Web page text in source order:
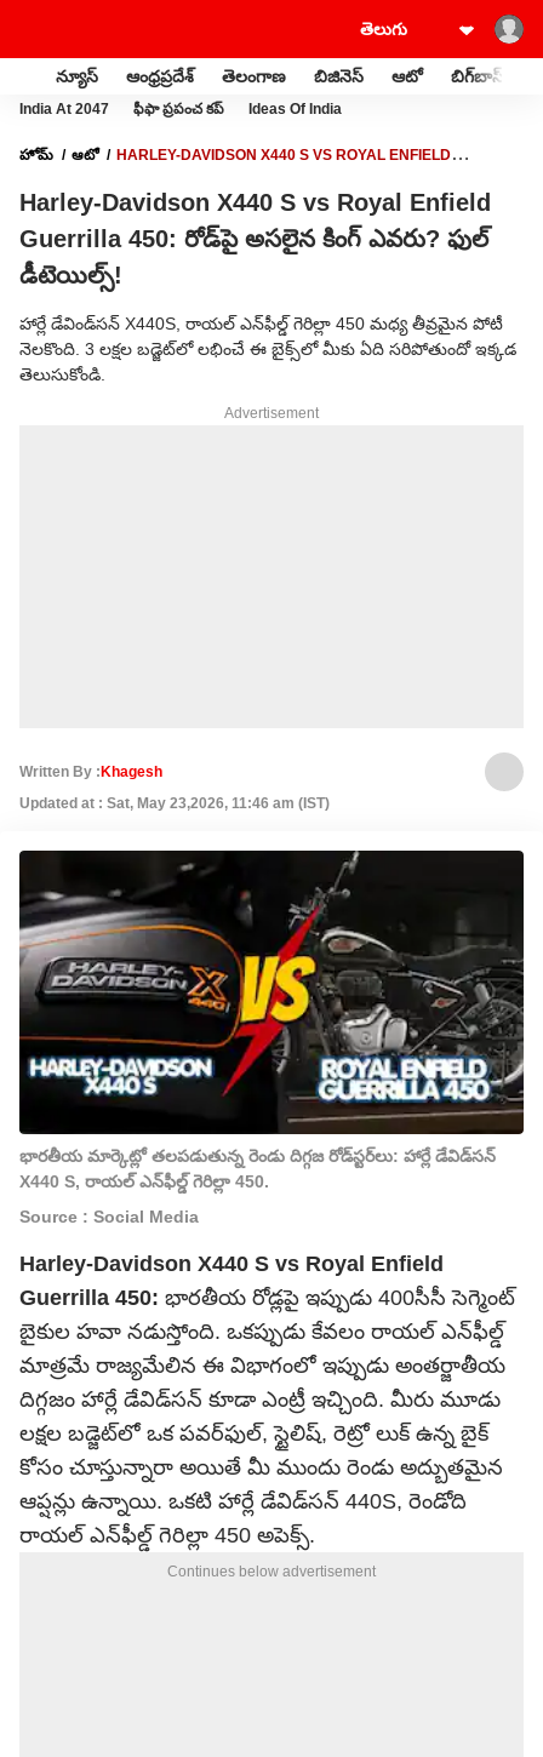
న్యూస్ ఆంధ్రప్రదేశ్ తెలంగాణ బిజినెస్ ఆటో బిగ్‌బాస్
India At 2047 ఫీఫా ప్రపంచ కప్ Ideas Of India
హోమ్ ఆటో
HARLEY-DAVIDSON X440 S VS ROYAL ENFIELD
Harley-Davidson X440 S vs Royal Enfield
Guerrilla 450: రోడ్‌పై అసలైన కింగ్ ఎవరు? ఫుల్
డీటెయిల్స్!
హార్లే డేవిండ్‌సన్ X440S, రాయల్ ఎన్‌ఫీల్డ్‌ గెరిల్లా 450 మధ్య తీవ్రమైన పోటీ
నెలకొంది. 3 లక్షల బడ్జెట్‌లో లభించే ఈ బైక్స్‌లో మీకు ఏది సరిపోతుందో ఇక్కడ
తెలుసుకోండి.
Advertisement
Written By : Khagesh
Updated at : Sat, May 23,2026, 11:46 am (IST)
భారతీయ మార్కెట్లో తలపడుతున్న రెండు దిగ్గజ రోడ్‌స్టర్‌లు: హార్లే డేవిడ్‌సన్
X440 S, రాయల్ ఎన్‌ఫీల్డ్ గెరిల్లా 450.
Source : Social Media
Harley-Davidson X440 S vs Royal Enfield
Guerrilla 450: భారతీయ రోడ్లపై ఇప్పుడు 400సీసీ సెగ్మెంట్‌
బైకుల హవా నడుస్తోంది. ఒకప్పుడు కేవలం రాయల్ ఎన్‌ఫీల్డ్‌
మాత్రమే రాజ్యమేలిన ఈ విభాగంలో ఇప్పుడు అంతర్జాతీయ
దిగ్గజం హార్లే డేవిడ్‌సన్ కూడా ఎంట్రీ ఇచ్చింది. మీరు మూడు
లక్షల బడ్జెట్‌లో ఒక పవర్‌ఫుల్, స్టైలిష్, రెట్రో లుక్‌ ఉన్న బైక్‌
కోసం చూస్తున్నారా అయితే మీ ముందు రెండు అద్బుతమైన
ఆప్షన్లు ఉన్నాయి. ఒకటి హార్లే డేవిడ్‌సన్ 440S, రెండోది
రాయల్ ఎన్‌ఫీల్డ్‌ గెరిల్లా 450 అపెక్స్‌.
Continues below advertisement